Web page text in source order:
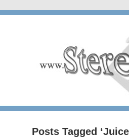
Posts Tagged